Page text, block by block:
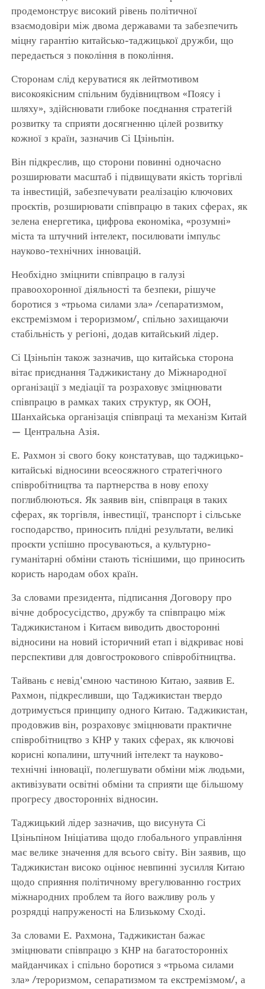
продемонструє високий рівень політичної
взаємодовіри між двома державами та забезпечить
міцну гарантію китайсько-таджицької дружби, що
передається з покоління в покоління.
Сторонам слід керуватися як лейтмотивом
високоякісним спільним будівництвом «Поясу і
шляху», здійснювати глибоке поєднання стратегій
розвитку та сприяти досягненню цілей розвитку
кожної з країн, зазначив Сі Цзіньпін.
Він підкреслив, що сторони повинні одночасно
розширювати масштаб і підвищувати якість торгівлі
та інвестицій, забезпечувати реалізацію ключових
проєктів, розширювати співпрацю в таких сферах, як
зелена енергетика, цифрова економіка, «розумні»
міста та штучний інтелект, посилювати імпульс
науково-технічних інновацій.
Необхідно зміцнити співпрацю в галузі
правоохоронної діяльності та безпеки, рішуче
боротися з «трьома силами зла» /сепаратизмом,
екстремізмом і тероризмом/, спільно захищаючи
стабільність у регіоні, додав китайський лідер.
Сі Цзіньпін також зазначив, що китайська сторона
вітає приєднання Таджикистану до Міжнародної
організації з медіації та розраховує зміцнювати
співпрацю в рамках таких структур, як ООН,
Шанхайська організація співпраці та механізм Китай
— Центральна Азія.
Е. Рахмон зі свого боку констатував, що таджицько-
китайські відносини всеосяжного стратегічного
співробітництва та партнерства в нову епоху
поглиблюються. Як заявив він, співпраця в таких
сферах, як торгівля, інвестиції, транспорт і сільське
господарство, приносить плідні результати, великі
проєкти успішно просуваються, а культурно-
гуманітарні обміни стають тіснішими, що приносить
користь народам обох країн.
За словами президента, підписання Договору про
вічне добросусідство, дружбу та співпрацю між
Таджикистаном і Китаєм виводить двосторонні
відносини на новий історичний етап і відкриває нові
перспективи для довгострокового співробітництва.
Тайвань є невід'ємною частиною Китаю, заявив Е.
Рахмон, підкресливши, що Таджикистан твердо
дотримується принципу одного Китаю. Таджикистан,
продовжив він, розраховує зміцнювати практичне
співробітництво з КНР у таких сферах, як ключові
корисні копалини, штучний інтелект та науково-
технічні інновації, полегшувати обміни між людьми,
активізувати освітні обміни та сприяти ще більшому
прогресу двосторонніх відносин.
Таджицький лідер зазначив, що висунута Сі
Цзіньпіном Ініціатива щодо глобального управління
має велике значення для всього світу. Він заявив, що
Таджикистан високо оцінює невпинні зусилля Китаю
щодо сприяння політичному врегулюванню гострих
міжнародних проблем та його важливу роль у
розрядці напруженості на Близькому Сході.
За словами Е. Рахмона, Таджикистан бажає
зміцнювати співпрацю з КНР на багатосторонніх
майданчиках і спільно боротися з «трьома силами
зла» /тероризмом, сепаратизмом та екстремізмом/, а